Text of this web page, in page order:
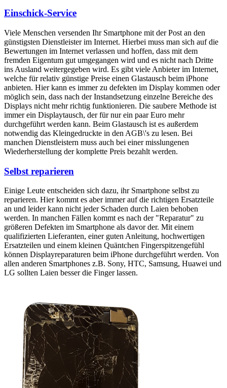
Einschick-Service
Viele Menschen versenden Ihr Smartphone mit der Post an den
günstigsten Dienstleister im Internet. Hierbei muss man sich auf die
Bewertungen im Internet verlassen und hoffen, dass mit dem
fremden Eigentum gut umgegangen wird und es nicht nach Dritte
ins Ausland weitergegeben wird. Es gibt viele Anbieter im Internet,
welche für relativ günstige Preise einen Glastausch beim iPhone
anbieten. Hier kann es immer zu defekten im Display kommen oder
möglich sein, dass nach der Instandsetzung einzelne Bereiche des
Displays nicht mehr richtig funktionieren. Die saubere Methode ist
immer ein Displaytausch, der für nur ein paar Euro mehr
durchgeführt werden kann. Beim Glastausch ist es außerdem
notwendig das Kleingedruckte in den AGB\'s zu lesen. Bei
manchen Dienstleistern muss auch bei einer misslungenen
Wiederherstellung der komplette Preis bezahlt werden.
Selbst reparieren
Einige Leute entscheiden sich dazu, ihr Smartphone selbst zu
reparieren. Hier kommt es aber immer auf die richtigen Ersatzteile
an und leider kann nicht jeder Schaden durch Laien behoben
werden. In manchen Fällen kommt es nach der "Reparatur" zu
größeren Defekten im Smartphone als davor der. Mit einem
qualifizierten Lieferanten, einer guten Anleitung, hochwertigen
Ersatzteilen und einem kleinen Quäntchen Fingerspitzengefühl
können Displayreparaturen beim iPhone durchgeführt werden. Von
allen anderen Smartphones z.B. Sony, HTC, Samsung, Huawei und
LG sollten Laien besser die Finger lassen.